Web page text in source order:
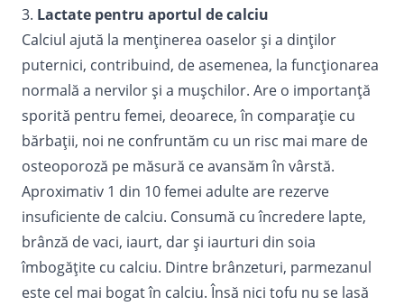
3. Lactate pentru aportul de calciu
Calciul ajută la menținerea oaselor și a dinților
puternici, contribuind, de asemenea, la funcționarea
normală a nervilor și a mușchilor. Are o importanță
sporită pentru femei, deoarece, în comparație cu
bărbații, noi ne confruntăm cu un risc mai mare de
osteoporoză pe măsură ce avansăm în vârstă.
Aproximativ 1 din 10 femei adulte are rezerve
insuficiente de calciu. Consumă cu încredere lapte,
brânză de vaci, iaurt, dar și iaurturi din soia
îmbogățite cu calciu. Dintre brânzeturi, parmezanul
este cel mai bogat în calciu. Însă nici tofu nu se lasă